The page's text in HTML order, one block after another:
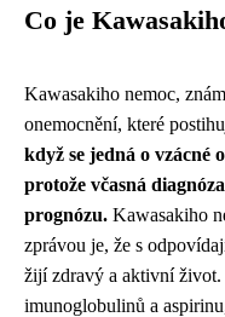
Co je
Kawasakiho nemoc,
onemocnění, které
když se jedná o vzácné
protože včasná
prognózu. Kawasakiho
zprávou je, že s
žijí zdravý a aktivní
imunoglobulinů a